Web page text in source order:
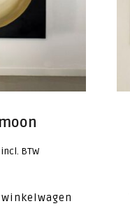
incl. BTW
winkelwagen